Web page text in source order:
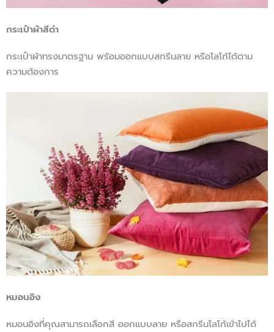
กระเป๋าผ้าสีดำ
กระเป๋าผ้าทรงมาตรฐาน พร้อมออกแบบสกรีนลาย หรือโลโก้ได้ตาม
ความต้องการ
หมอนอิง
หมอนอิงที่คุณสามารถเลือกสี ออกแบบลาย หรือสกรีนโลโก้เข้าไปได้